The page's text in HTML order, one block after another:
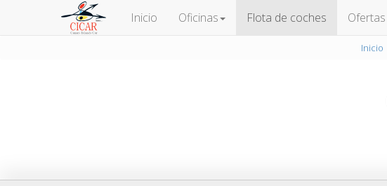
Inicio Oficinas Flota de coches Ofertas
Inicio